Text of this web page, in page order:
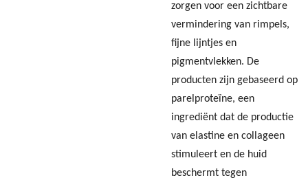
zorgen voor een zichtbare
vermindering van rimpels,
fijne lijntjes en
pigmentvlekken. De
producten zijn gebaseerd op
parelproteïne, een
ingrediënt dat de productie
van elastine en collageen
stimuleert en de huid
beschermt tegen